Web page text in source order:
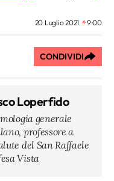
20 Luglio 2021 9:00
CONDIVIDI
Loperfido
generale
professore a
del San Raffaele
Vista